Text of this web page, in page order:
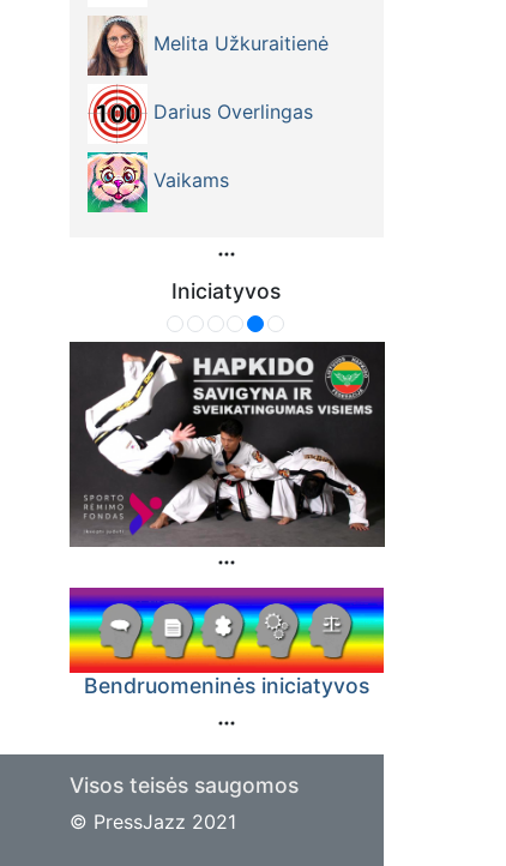
Melita Užkuraitienė
Darius Overlingas
Vaikams
Iniciatyvos
Bendruomeninės iniciatyvos
Visos teisės saugomos
© PressJazz 2021